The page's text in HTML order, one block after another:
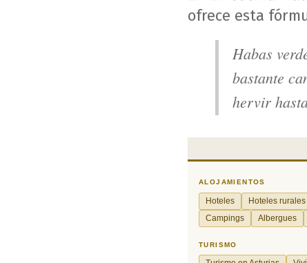
ofrece esta
Habas
bastante
hervir